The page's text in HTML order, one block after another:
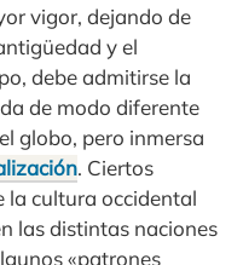
vigor, dejando de
y el
debe admitirse la
de modo diferente
globo, pero inmersa
. Ciertos
la cultura occidental
las distintas naciones
«patrones